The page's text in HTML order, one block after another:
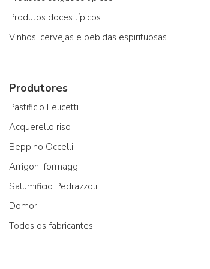
Produtos doces típicos
Vinhos, cervejas e bebidas espirituosas
Produtores
Pastificio Felicetti
Acquerello riso
Beppino Occelli
Arrigoni formaggi
Salumificio Pedrazzoli
Domori
Todos os fabricantes